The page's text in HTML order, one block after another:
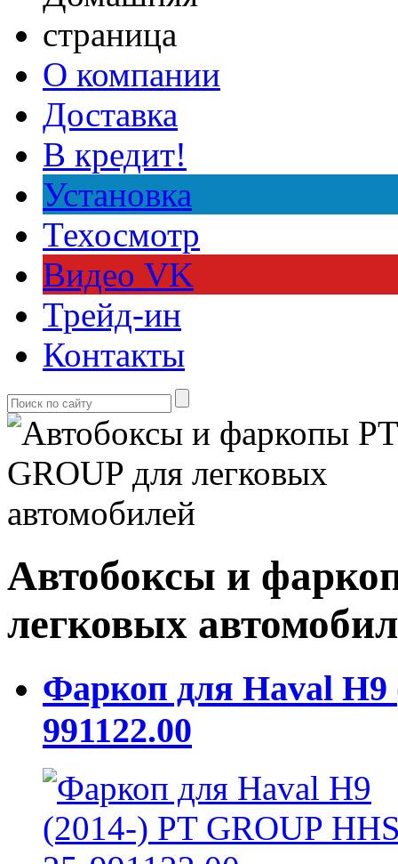
О компании
Доставка
В кредит!
Установка
Техосмотр
Видео VK
Трейд-ин
Контакты
Автобоксы и
легковых
Фаркоп для Haval H9
991122.00